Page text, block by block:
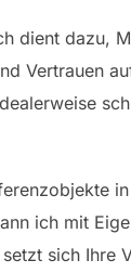
dient dazu,
Vertrauen
ich mit
sich Ihre